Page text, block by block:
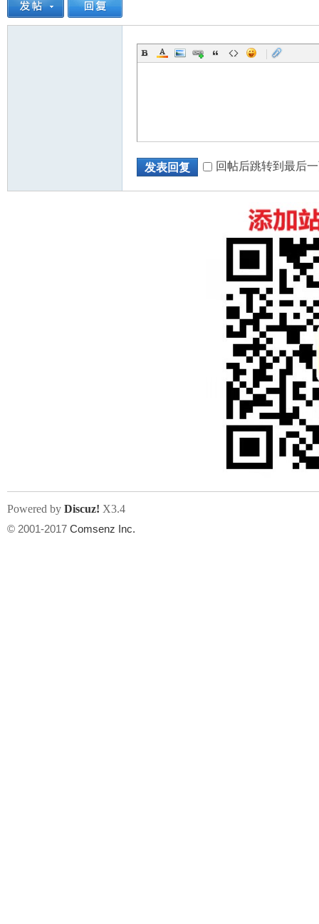
|
发表回复 回帖后跳转到最后
Powered by Discuz! X3.4
© 2001-2017 Comsenz Inc.